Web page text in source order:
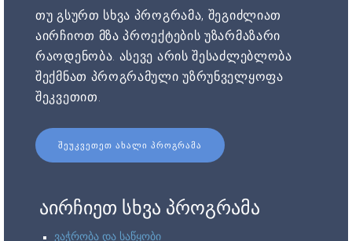
თუ გსურთ სხვა პროგრამა, შეგიძლიათ
აირჩიოთ მზა პროექტების უზარმაზარი
რაოდენობა. ასევე არის შესაძლებლობა
შექმნათ პროგრამული უზრუნველყოფა
შეკვეთით.
ᲨᲔᲣᲙᲕᲔᲗᲔᲗ ᲐᲮᲐᲚᲘ ᲞᲠᲝᲒᲠᲐᲛᲐ
აირჩიეთ სხვა პროგრამა
ვაჭრობა და საწყობი